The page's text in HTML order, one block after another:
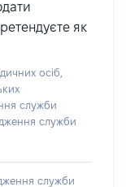
як
осіб,
служби
служби
служби